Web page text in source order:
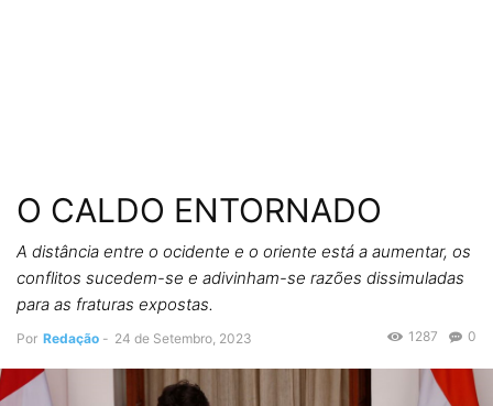
O CALDO ENTORNADO
A distância entre o ocidente e o oriente está a aumentar, os
conflitos sucedem-se e adivinham-se razões dissimuladas
para as fraturas expostas.
Por Redação - 24 de Setembro, 2023 0
1287